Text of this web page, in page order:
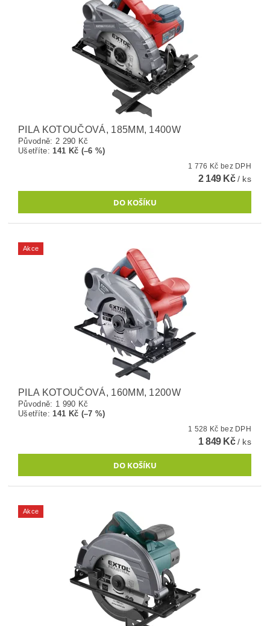
PILA KOTOUČOVÁ, 185MM, 1400W
Původně: 2 290 Kč
Ušetříte:141 Kč (–6 %)
1 776 Kč bez DPH
2 149 Kč/ ks
Akce
PILA KOTOUČOVÁ, 160MM, 1200W
Původně: 1 990 Kč
Ušetříte:141 Kč (–7 %)
1 528 Kč bez DPH
1 849 Kč/ ks
Akce